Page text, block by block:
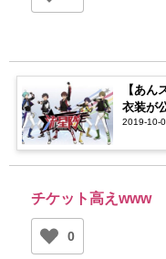
【あん
衣装が
2019-10-
チケット高えwww
0